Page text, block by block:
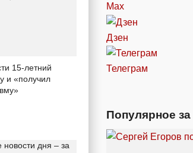
15-летний
и «получил
Max
Дзен
Телеграм
Популярное